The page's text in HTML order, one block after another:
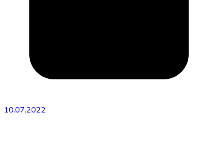
10.07.2022